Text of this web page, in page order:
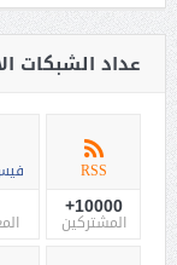
عداد الشبكات
RSS
10000+
المشتركين